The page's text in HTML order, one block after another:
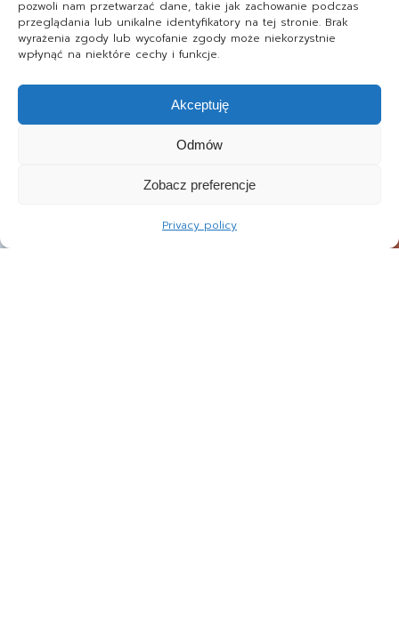
pozwoli nam przetwarzać dane, takie jak zachowanie podczas
przeglądania lub unikalne identyfikatory na tej stronie. Brak
wyrażenia zgody lub wycofanie zgody może niekorzystnie
wpłynąć na niektóre cechy i funkcje.
Akceptuję
Odmów
Zobacz preferencje
Privacy policy